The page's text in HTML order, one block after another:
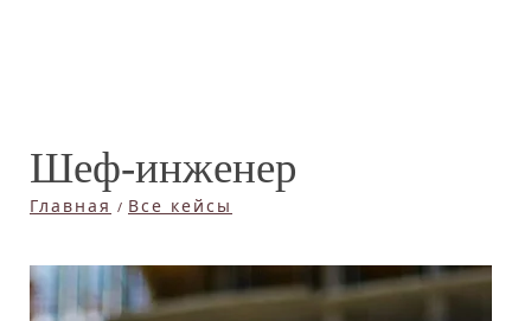
Шеф-инженер
Главная Все кейсы